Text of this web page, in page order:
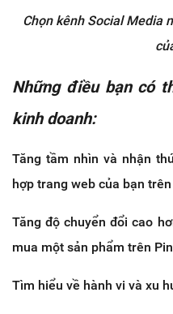
Chọn kênh Social Media
Những điều bạn có
kinh doanh:
Tăng tầm nhìn và nhận
hợp trang web của bạn
Tăng độ chuyển đổi cao
mua một sản phẩm trên
Tìm hiểu về hành vi và xu